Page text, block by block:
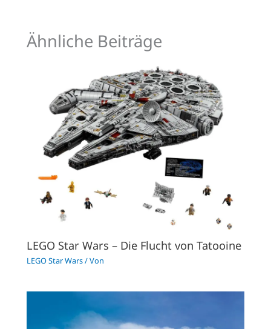
Ähnliche Beiträge
LEGO Star Wars – Die Flucht von Tatooine
LEGO Star Wars/ Von